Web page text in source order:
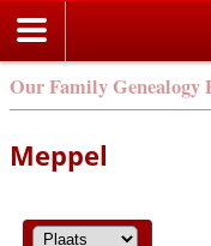
Our Family Genealogy
Meppel